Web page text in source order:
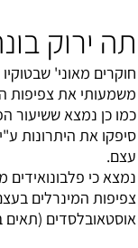
תה ירוק
חוקרים מאוני'
משמעותי את צפיפות
כמו כן נמצא ששיעור
סיפקו את היתרונות
עצם.
נמצא כי
צפיפות המינרלים
אוסטאובלסדים (תאים